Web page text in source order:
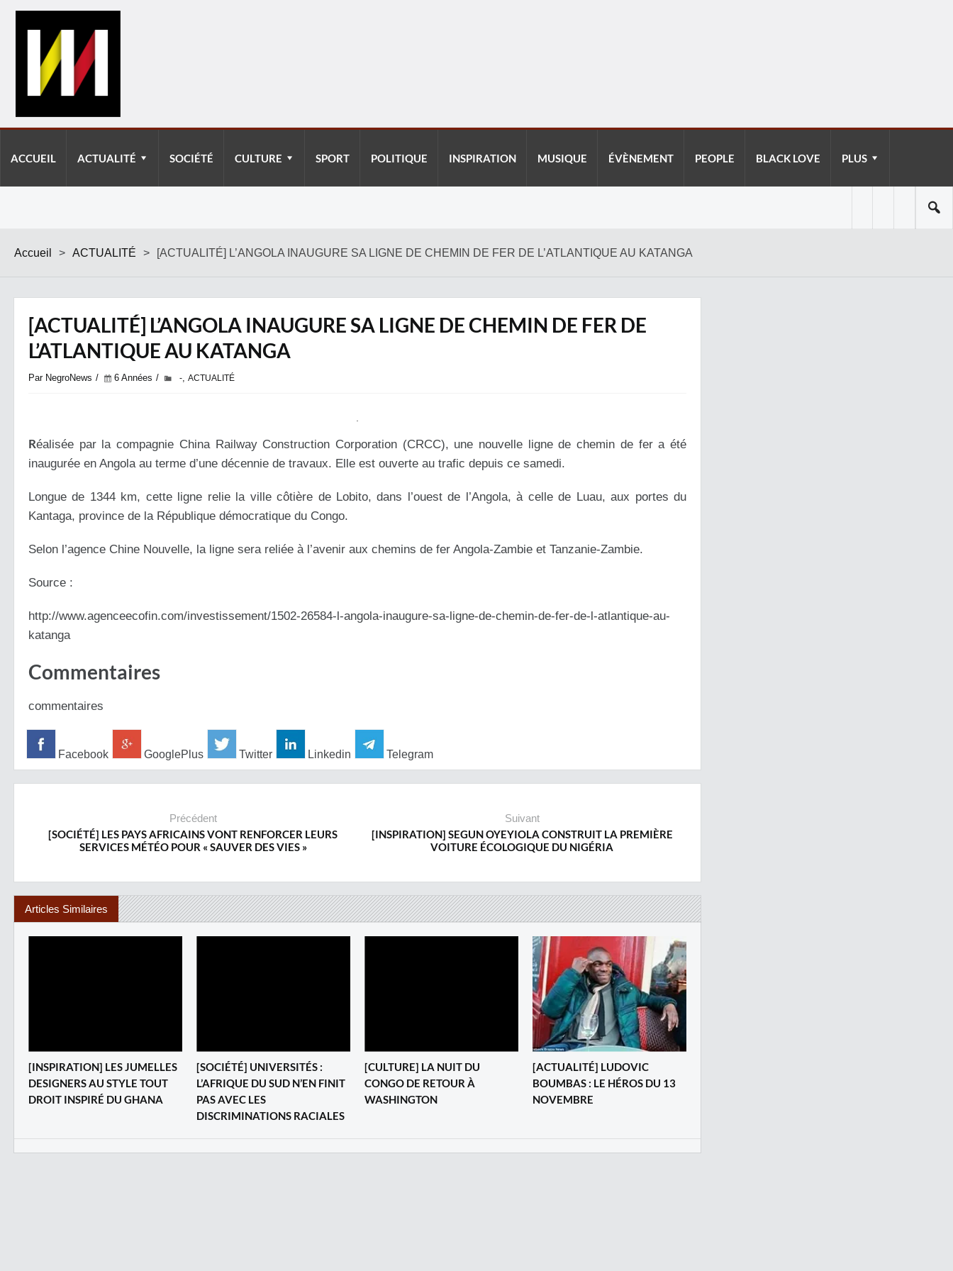
ACCUEIL ACTUALITÉ SOCIÉTÉ CULTURE SPORT POLITIQUE INSPIRATION MUSIQUE ÉVÈNEMENT PEOPLE BLACK LOVE PLUS
Accueil > ACTUALITÉ > [ACTUALITÉ] L’ANGOLA INAUGURE SA LIGNE DE CHEMIN DE FER DE L’ATLANTIQUE AU KATANGA
[ACTUALITÉ] L’ANGOLA INAUGURE SA LIGNE DE CHEMIN DE FER DE
L’ATLANTIQUE AU KATANGA
Par NegroNews 6 Années -, ACTUALITÉ
Réalisée par la compagnie China Railway Construction Corporation (CRCC), une nouvelle ligne de chemin de fer a été
inaugurée en Angola au terme d’une décennie de travaux. Elle est ouverte au trafic depuis ce samedi.
Longue de 1344 km, cette ligne relie la ville côtière de Lobito, dans l’ouest de l’Angola, à celle de Luau, aux portes du
Kantaga, province de la République démocratique du Congo.
Selon l’agence Chine Nouvelle, la ligne sera reliée à l’avenir aux chemins de fer Angola-Zambie et Tanzanie-Zambie.
Source :
http://www.agenceecofin.com/investissement/1502-26584-l-angola-inaugure-sa-ligne-de-chemin-de-fer-de-l-atlantique-au-
katanga
Commentaires
commentaires
Facebook GooglePlus Twitter Linkedin Telegram
Précédent
[SOCIÉTÉ] LES PAYS AFRICAINS VONT RENFORCER LEURS
SERVICES MÉTÉO POUR « SAUVER DES VIES »
Suivant
[INSPIRATION] SEGUN OYEYIOLA CONSTRUIT LA PREMIÈRE
VOITURE ÉCOLOGIQUE DU NIGÉRIA
Articles Similaires
[INSPIRATION] LES JUMELLES
DESIGNERS AU STYLE TOUT
DROIT INSPIRÉ DU GHANA
[SOCIÉTÉ] UNIVERSITÉS :
L’AFRIQUE DU SUD N’EN FINIT
PAS AVEC LES
DISCRIMINATIONS RACIALES
[CULTURE] LA NUIT DU
CONGO DE RETOUR À
WASHINGTON
[ACTUALITÉ] LUDOVIC
BOUMBAS : LE HÉROS DU 13
NOVEMBRE